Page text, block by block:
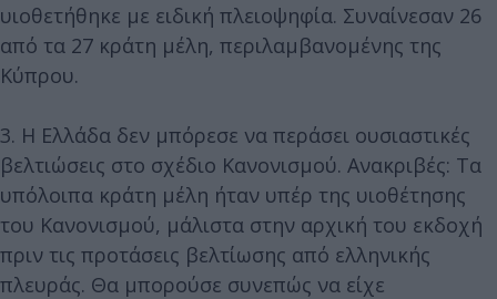
υιοθετήθηκε με ειδική πλειοψηφία. Συναίνεσαν 26
από τα 27 κράτη μέλη, περιλαμβανομένης της
Κύπρου.
3. Η Ελλάδα δεν μπόρεσε να περάσει ουσιαστικές
βελτιώσεις στο σχέδιο Κανονισμού. Ανακριβές: Τα
υπόλοιπα κράτη μέλη ήταν υπέρ της υιοθέτησης
του Κανονισμού, μάλιστα στην αρχική του εκδοχή
πριν τις προτάσεις βελτίωσης από ελληνικής
πλευράς. Θα μπορούσε συνεπώς να είχε